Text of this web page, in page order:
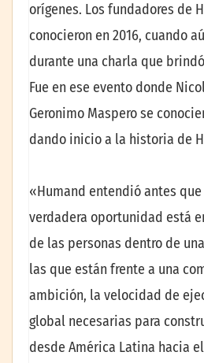
orígenes. Los fundadores de
conocieron en 2016, cuando
durante una charla que
Fue en ese evento donde
Geronimo Maspero se
dando inicio a la historia de
«Humand entendió antes
verdadera oportunidad está
de las personas dentro de
las que están frente a una
ambición, la velocidad de
global necesarias para
desde América Latina hacia